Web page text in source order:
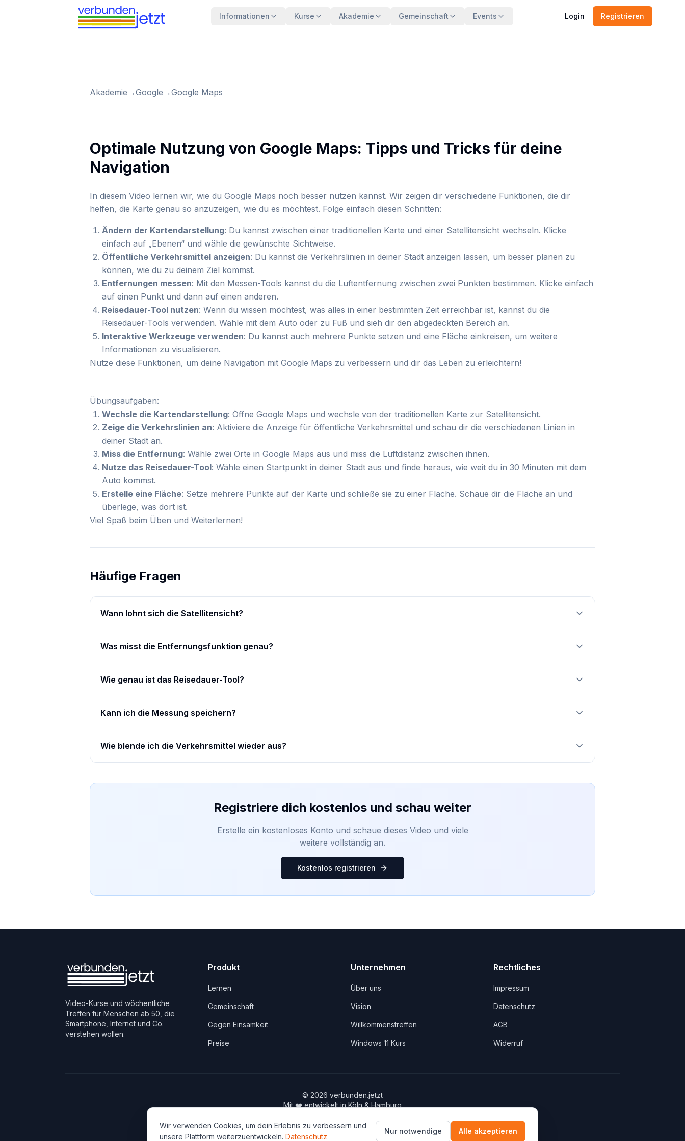
Informationen Kurse Akademie Gemeinschaft Events Login Registrieren
Akademie →Google →Google Maps
Optimale Nutzung von Google Maps: Tipps und Tricks für deine
Navigation
In diesem Video lernen wir, wie du Google Maps noch besser nutzen kannst. Wir zeigen dir verschiedene Funktionen, die dir
helfen, die Karte genau so anzuzeigen, wie du es möchtest. Folge einfach diesen Schritten:
Ändern der Kartendarstellung: Du kannst zwischen einer traditionellen Karte und einer Satellitensicht wechseln. Klicke
einfach auf „Ebenen“ und wähle die gewünschte Sichtweise.
Öffentliche Verkehrsmittel anzeigen: Du kannst die Verkehrslinien in deiner Stadt anzeigen lassen, um besser planen zu
können, wie du zu deinem Ziel kommst.
Entfernungen messen: Mit den Messen-Tools kannst du die Luftentfernung zwischen zwei Punkten bestimmen. Klicke einfach
auf einen Punkt und dann auf einen anderen.
Reisedauer-Tool nutzen: Wenn du wissen möchtest, was alles in einer bestimmten Zeit erreichbar ist, kannst du die
Reisedauer-Tools verwenden. Wähle mit dem Auto oder zu Fuß und sieh dir den abgedeckten Bereich an.
Interaktive Werkzeuge verwenden: Du kannst auch mehrere Punkte setzen und eine Fläche einkreisen, um weitere
Informationen zu visualisieren.
Nutze diese Funktionen, um deine Navigation mit Google Maps zu verbessern und dir das Leben zu erleichtern!
Übungsaufgaben:
Wechsle die Kartendarstellung: Öffne Google Maps und wechsle von der traditionellen Karte zur Satellitensicht.
Zeige die Verkehrslinien an: Aktiviere die Anzeige für öffentliche Verkehrsmittel und schau dir die verschiedenen Linien in
deiner Stadt an.
Miss die Entfernung: Wähle zwei Orte in Google Maps aus und miss die Luftdistanz zwischen ihnen.
Nutze das Reisedauer-Tool: Wähle einen Startpunkt in deiner Stadt aus und finde heraus, wie weit du in 30 Minuten mit dem
Auto kommst.
Erstelle eine Fläche: Setze mehrere Punkte auf der Karte und schließe sie zu einer Fläche. Schaue dir die Fläche an und
überlege, was dort ist.
Viel Spaß beim Üben und Weiterlernen!
Häufige Fragen
Wann lohnt sich die Satellitensicht?
Was misst die Entfernungsfunktion genau?
Wie genau ist das Reisedauer-Tool?
Kann ich die Messung speichern?
Wie blende ich die Verkehrsmittel wieder aus?
Registriere dich kostenlos und schau weiter
Erstelle ein kostenloses Konto und schaue dieses Video und viele
weitere vollständig an.
Kostenlos registrieren
Video-Kurse und wöchentliche
Treffen für Menschen ab 50, die
Smartphone, Internet und Co.
verstehen wollen.
Produkt
Lernen
Gemeinschaft
Gegen Einsamkeit
Preise
Unternehmen
Über uns
Vision
Willkommenstreffen
Windows 11 Kurs
Rechtliches
Impressum
Datenschutz
AGB
Widerruf
© 2026 verbunden.jetzt
Mit ❤️ entwickelt in Köln & Hamburg
info@verbunden.jetzt
Wir verwenden Cookies, um dein Erlebnis zu verbessern und
unsere Plattform weiterzuentwickeln. Datenschutz
Nur notwendige Alle akzeptieren